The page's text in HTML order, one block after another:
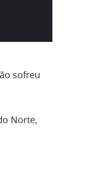
sofreu
Norte,